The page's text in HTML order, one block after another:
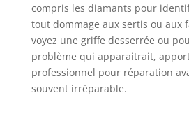
compris les diamants pour
tout dommage aux sertis ou aux
voyez une griffe desserrée ou
problème qui apparaitrait,
professionnel pour réparation
souvent irréparable.